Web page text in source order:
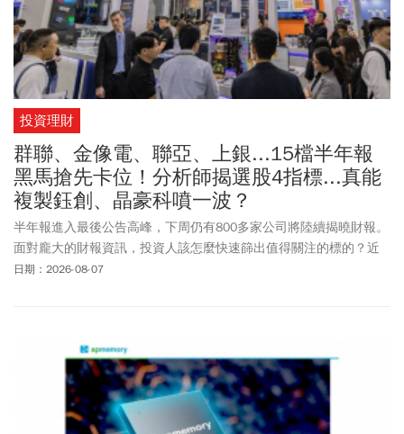
投資理財
群聯、金像電、聯亞、上銀...15檔半年報
黑馬搶先卡位！分析師揭選股4指標...真能
複製鈺創、晶豪科噴一波？
半年報進入最後公告高峰，下周仍有800多家公司將陸續揭曉財報。
面對龐大的財報資訊，投資人該怎麼快速篩出值得關注的標的？近
期從晶豪科（3006）、鈺創（5351）、光寶科（2301）到威剛
網，並拆解短線事件交易與波段操作策略，從營收成長、EPS、毛利
率到本益比，教投資人如何在群聯（8299）、金像電（2368）、上
銀（2049）、聯亞（3081）等即將公布財報的個股中，找出下一波
可能的財報行情。
日期：2026-08-07